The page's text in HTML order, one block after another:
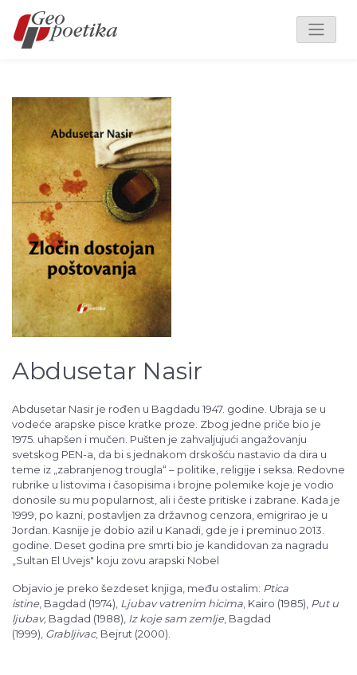
Abdusetar Nasir
Abdusetar Nasir je rođen u Bagdadu 1947. godine. Ubraja se u
vodeće arapske pisce kratke proze. Zbog jedne priče bio je
1975. uhapšen i mučen. Pušten je zahvaljujući angažovanju
svetskog PEN-a, da bi s jednakom drskošću nastavio da dira u
teme iz „zabranjenog trougla“ – politike, religije i seksa. Redovne
rubrike u listovima i časopisima i brojne polemike koje je vodio
donosile su mu popularnost, ali i česte pritiske i zabrane. Kada je
1999, po kazni, postavljen za državnog cenzora, emigrirao je u
Jordan. Kasnije je dobio azil u Kanadi, gde je i preminuo 2013.
godine. Deset godina pre smrti bio je kandidovan za nagradu
„Sultan El Uvejs" koju zovu arapski Nobel
Objavio je preko šezdeset knjiga, među ostalim: Ptica
istine, Bagdad (1974), Ljubav vatrenim hicima, Kairo (1985), Put u
ljubav, Bagdad (1988), Iz koje sam zemlje, Bagdad
(1999), Grabljivac, Bejrut (2000).